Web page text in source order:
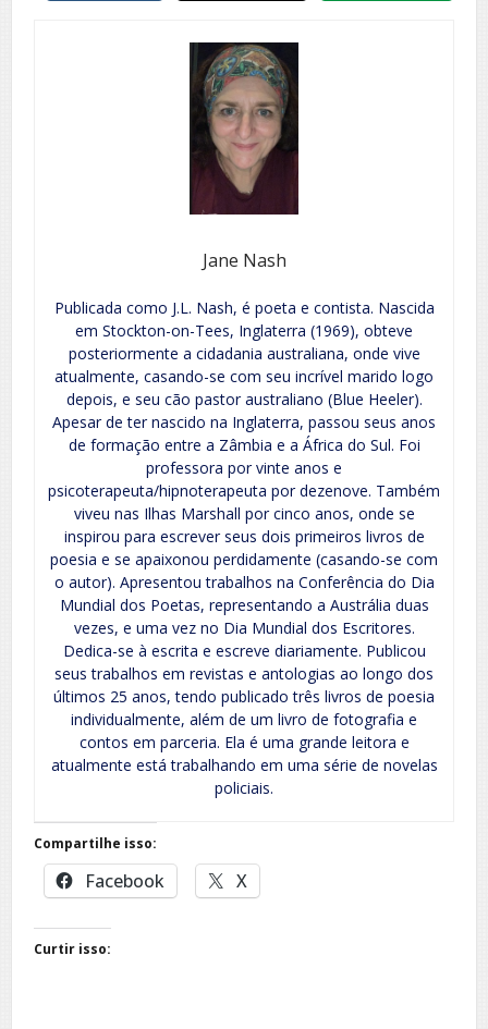
Jane Nash
Publicada como J.L. Nash, é poeta e contista. Nascida
em Stockton-on-Tees, Inglaterra (1969), obteve
posteriormente a cidadania australiana, onde vive
atualmente, casando-se com seu incrível marido logo
depois, e seu cão pastor australiano (Blue Heeler).
Apesar de ter nascido na Inglaterra, passou seus anos
de formação entre a Zâmbia e a África do Sul. Foi
professora por vinte anos e
psicoterapeuta/hipnoterapeuta por dezenove. Também
viveu nas Ilhas Marshall por cinco anos, onde se
inspirou para escrever seus dois primeiros livros de
poesia e se apaixonou perdidamente (casando-se com
o autor). Apresentou trabalhos na Conferência do Dia
Mundial dos Poetas, representando a Austrália duas
vezes, e uma vez no Dia Mundial dos Escritores.
Dedica-se à escrita e escreve diariamente. Publicou
seus trabalhos em revistas e antologias ao longo dos
últimos 25 anos, tendo publicado três livros de poesia
individualmente, além de um livro de fotografia e
contos em parceria. Ela é uma grande leitora e
atualmente está trabalhando em uma série de novelas
policiais.
Compartilhe isso:
Facebook X
Curtir isso: